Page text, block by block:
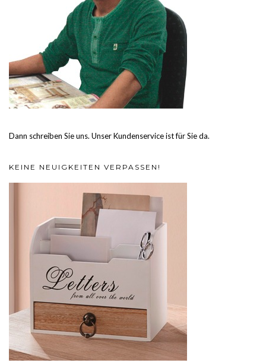
Dann schreiben Sie uns. Unser Kundenservice ist für Sie da.
KEINE NEUIGKEITEN VERPASSEN!